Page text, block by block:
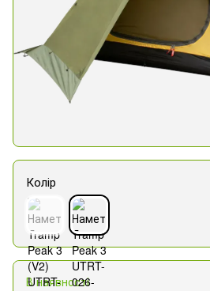
Колір
В наявності